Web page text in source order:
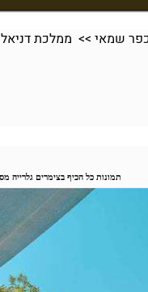
שמאי >> ממלכת דניאל